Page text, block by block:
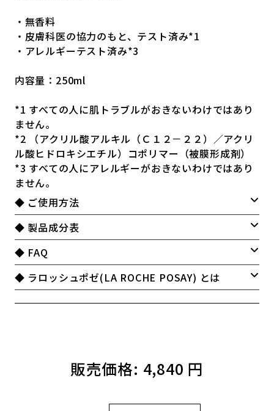
・無香料
・皮膚科医の協力のもと、テスト済み*1
・アレルギーテスト済み*3
内容量：250ml
*1 すべての人に肌トラブルがおきないわけではあり
ません。
*2 （アクリル酸アルキル（Ｃ１２－２２）／アクリ
ル酸ヒドロキシエチル）コポリマー（被膜形成剤）
*3 すべての人にアレルギーがおきないわけではあり
ません。
◆ ご使用方法
◆ 製品成分表
◆ FAQ
◆ ラロッシュポゼ(LA ROCHE POSAY) とは
販売価格: 4,840 円